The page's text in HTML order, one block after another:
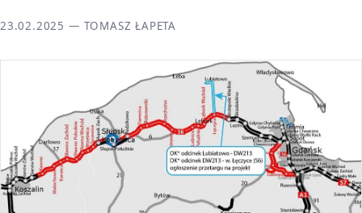
23.02.2025 — TOMASZ ŁAPETA